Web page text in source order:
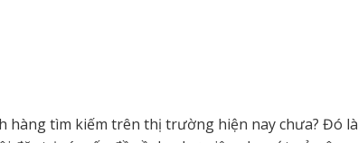
hàng tìm kiếm trên thị trường hiện nay chưa? Đó là